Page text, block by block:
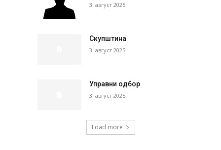
3. август 2025.
Скупштина
3. август 2025.
Управни одбор
3. август 2025.
Load more